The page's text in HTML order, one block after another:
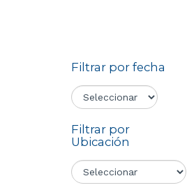
Filtrar por fecha
Filtrar por
Ubicación